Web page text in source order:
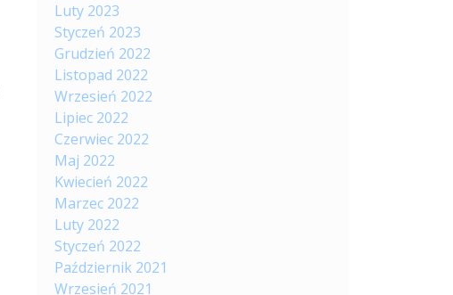
Luty 2023
Styczeń 2023
Grudzień 2022
Listopad 2022
Wrzesień 2022
Lipiec 2022
Czerwiec 2022
Maj 2022
Kwiecień 2022
Marzec 2022
Luty 2022
Styczeń 2022
Październik 2021
Wrzesień 2021